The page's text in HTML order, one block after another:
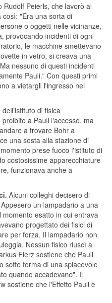
Rudolf Peierls, che lavorò al
così: "Era una sorta di
o oggetti nelle vicinanze,
provocando incidenti di ogni
le macchine smettevano
in vetro, si creava una
nessuno di questi incidenti
Pauli." Con questi primi
a vietargli l'ingresso nei
di fisica
a Pauli l'accesso, ma
a trovare Bohr a
una sosta alla stazione di
prese fuoco l'istituto di
costosissime apparecchiature
funzionava anche a
Alcuni colleghi decisero di
un lampadario a una
esatto in cui entrava
progettato dei fisici di
per forza. Il lampadario non
Nessun fisico riuscì a
Fierz sostiene che Pauli
sotto forma di una spiacevole
quando accadevano". Il
sostiene che l'Effetto Pauli è